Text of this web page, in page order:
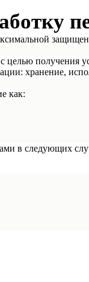
целью получения
хранение,
как:
в следующих